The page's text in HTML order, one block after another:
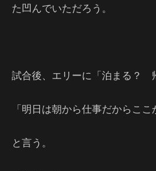
た凹んでいただろう。
試合後、エリーに「泊まる？
「明日は朝から仕事だからここ
と言う。